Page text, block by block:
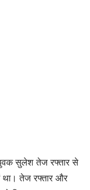
सुलेश तेज रफ्तार से
था। तेज रफ्तार और